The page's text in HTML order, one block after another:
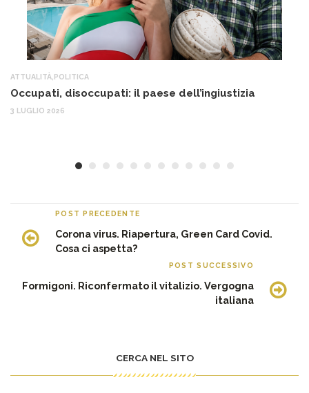
ATTUALITÀ POLITICA
Occupati, disoccupati: il paese dell’ingiustizia
3 LUGLIO 2026
POST PRECEDENTE
Corona virus. Riapertura, Green Card Covid.
Cosa ci aspetta?
POST SUCCESSIVO
Formigoni. Riconfermato il vitalizio. Vergogna
italiana
CERCA NEL SITO